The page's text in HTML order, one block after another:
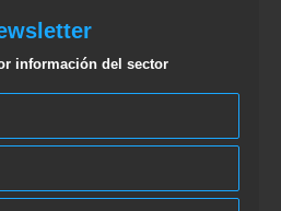
información del sector